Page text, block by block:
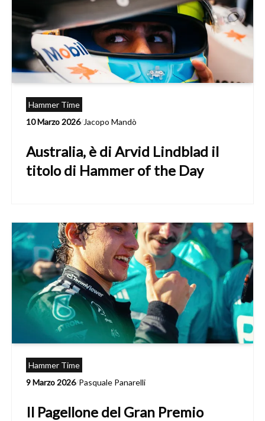
Hammer Time
10 Marzo 2026/Jacopo Mandò
Australia, è di Arvid Lindblad il
titolo di Hammer of the Day
Hammer Time
9 Marzo 2026/Pasquale Panarelli
Il Pagellone del Gran Premio